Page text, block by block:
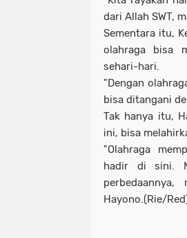
dari Allah SWT,
Sementara itu,
olahraga bisa
sehari-hari.
"Dengan
bisa ditangani
Tak hanya itu,
ini, bisa
"Olahraga
hadir di sini.
Hayono.(Rie/